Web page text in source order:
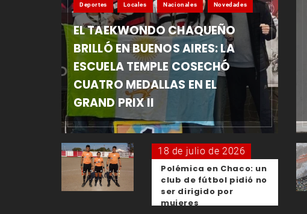
Deportes Locales Nacionales Novedades
EL TAEKWONDO CHAQUEÑO
BRILLÓ EN BUENOS AIRES: LA
ESCUELA TEMPLE COSECHÓ
CUATRO MEDALLAS EN EL
GRAND PRIX II
18 de julio de 2026
Polémica en Chaco: un
club de fútbol pidió no
ser dirigido por
mujeres